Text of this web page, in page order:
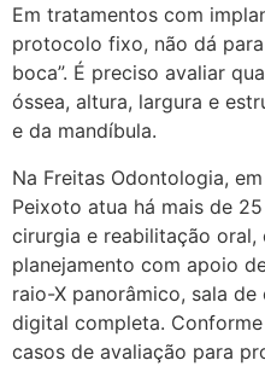
Em tratamentos com
protocolo fixo, não dá
boca”. É preciso avaliar
óssea, altura, largura e
e da mandíbula.
Na Freitas Odontologia,
Peixoto atua há mais de
cirurgia e reabilitação
planejamento com apoio
raio-X panorâmico, sala
digital completa.
casos de avaliação para